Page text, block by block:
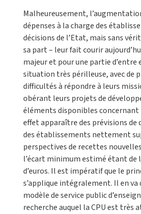
Malheureusement,
dépenses à la charge des
décisions de l’Etat, mais sans
sa part – leur fait courir
majeur et pour une partie d’entre
situation très périlleuse, avec de
difficultés à répondre à leurs
obérant leurs projets de
éléments disponibles concernant
effet apparaître des prévisions de
des établissements nettement
perspectives de recettes
l’écart minimum estimé étant de
d’euros. Il est impératif que le
s’applique intégralement. Il en va
modèle de service public
recherche auquel la CPU est très